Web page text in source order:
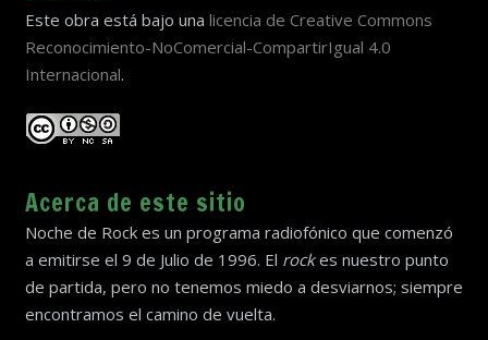
Este obra está bajo una licencia de Creative Commons
Reconocimiento-NoComercial-CompartirIgual 4.0
Internacional.
Acerca de este sitio
Noche de Rock es un programa radiofónico que comenzó
a emitirse el 9 de Julio de 1996. El rockes nuestro punto
de partida, pero no tenemos miedo a desviarnos; siempre
encontramos el camino de vuelta.